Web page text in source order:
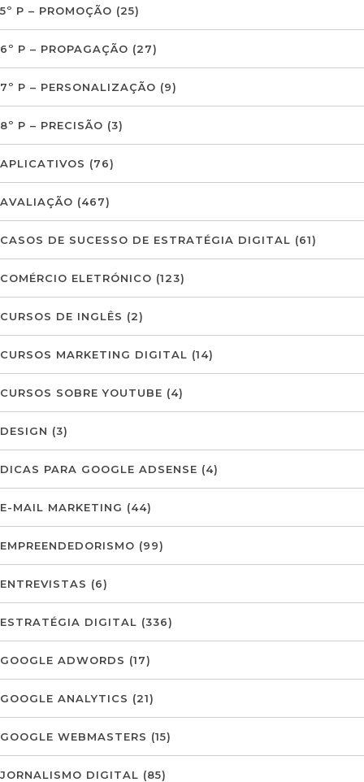
5º P – PROMOÇÃO (25)
6º P – PROPAGAÇÃO (27)
7º P – PERSONALIZAÇÃO (9)
8º P – PRECISÃO (3)
APLICATIVOS (76)
AVALIAÇÃO (467)
CASOS DE SUCESSO DE ESTRATÉGIA DIGITAL (61)
COMÉRCIO ELETRÓNICO (123)
CURSOS DE INGLÊS (2)
CURSOS MARKETING DIGITAL (14)
CURSOS SOBRE YOUTUBE (4)
DESIGN (3)
DICAS PARA GOOGLE ADSENSE (4)
E-MAIL MARKETING (44)
EMPREENDEDORISMO (99)
ENTREVISTAS (6)
ESTRATÉGIA DIGITAL (336)
GOOGLE ADWORDS (17)
GOOGLE ANALYTICS (21)
GOOGLE WEBMASTERS (15)
JORNALISMO DIGITAL (85)